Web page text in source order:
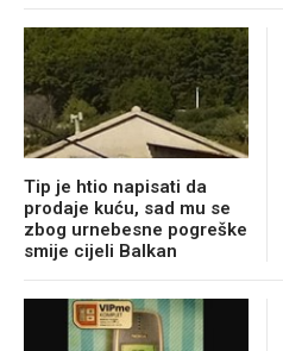
Tip je htio napisati da
prodaje kuću, sad mu se
zbog urnebesne pogreške
smije cijeli Balkan